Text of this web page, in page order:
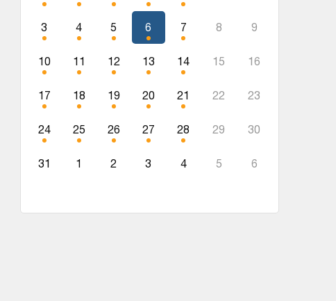
3 4 5 6 7 8 9
10 11 12 13 14 15 16
17 18 19 20 21 22 23
24 25 26 27 28 29 30
31 1 2 3 4 5 6